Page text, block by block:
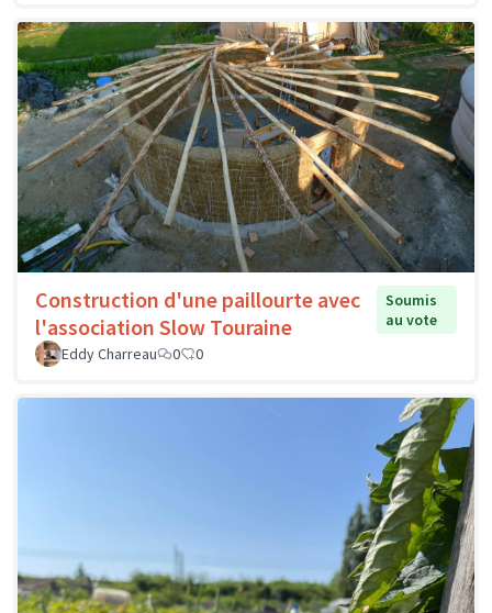
Construction d'une paillourte avec
l'association Slow Touraine
Soumis
au vote
Eddy Charreau
0 0